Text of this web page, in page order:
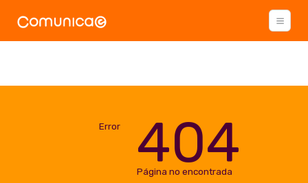
Error 404
Página no encontrada